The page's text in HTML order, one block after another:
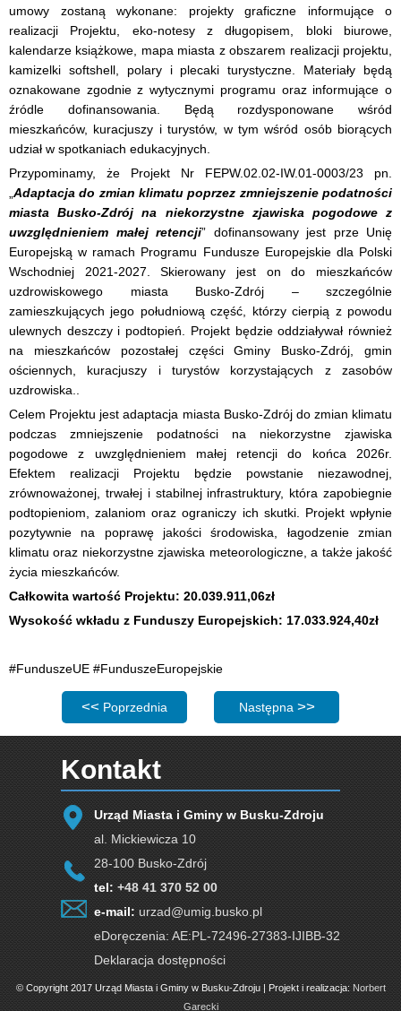
umowy zostaną wykonane: projekty graficzne informujące o
realizacji Projektu, eko-notesy z długopisem, bloki biurowe,
kalendarze książkowe, mapa miasta z obszarem realizacji projektu,
kamizelki softshell, polary i plecaki turystyczne. Materiały będą
oznakowane zgodnie z wytycznymi programu oraz informujące o
źródle dofinansowania. Będą rozdysponowane wśród
mieszkańców, kuracjuszy i turystów, w tym wśród osób biorących
udział w spotkaniach edukacyjnych.
Przypominamy, że Projekt Nr FEPW.02.02-IW.01-0003/23 pn.
Adaptacja do zmian klimatu poprzez zmniejszenie podatności
miasta Busko-Zdrój na niekorzystne zjawiska pogodowe z
uwzględnieniem małej retencji” dofinansowany jest prze Unię
Europejską w ramach Programu Fundusze Europejskie dla Polski
Wschodniej 2021-2027. Skierowany jest on do mieszkańców
uzdrowiskowego miasta Busko-Zdrój – szczególnie
zamieszkujących jego południową część, którzy cierpią z powodu
ulewnych deszczy i podtopień. Projekt będzie oddziaływał również
na mieszkańców pozostałej części Gminy Busko-Zdrój, gmin
ościennych, kuracjuszy i turystów korzystających z zasobów
uzdrowiska..
Celem Projektu jest adaptacja miasta Busko-Zdrój do zmian klimatu
podczas zmniejszenie podatności na niekorzystne zjawiska
pogodowe z uwzględnieniem małej retencji do końca 2026r.
Efektem realizacji Projektu będzie powstanie niezawodnej,
zrównoważonej, trwałej i stabilnej infrastruktury, która zapobiegnie
podtopieniom, zalaniom oraz ograniczy ich skutki. Projekt wpłynie
pozytywnie na poprawę jakości środowiska, łagodzenie zmian
klimatu oraz niekorzystne zjawiska meteorologiczne, a także jakość
życia mieszkańców.
Całkowita wartość Projektu: 20.039.911,06zł
Wysokość wkładu z Funduszy Europejskich: 17.033.924,40zł
#FunduszeUE #FunduszeEuropejskie
Poprzednia strona: Spotkania edukacyjne dla
Poprzednia Następna strona:
Następna
Kontakt
Urząd Miasta i Gminy w Busku-Zdroju
al. Mickiewicza 10
28-100 Busko-Zdrój
tel: +48 41 370 52 00
e-mail: urzad@umig.busko.pl
eDoręczenia: AE:PL-72496-27383-IJIBB-32
Deklaracja dostępności
© Copyright 2017 Urząd Miasta i Gminy w Busku-Zdroju | Projekt i realizacja: Norbert
Garecki